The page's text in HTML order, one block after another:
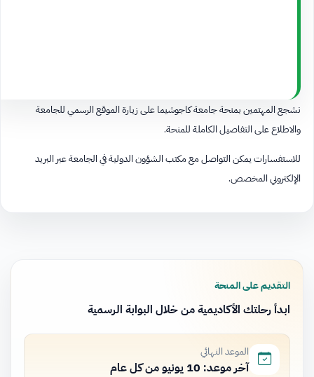
نشجع المهتمين بمنحة جامعة كاجوشيما على زيارة الموقع الرسمي للجامعة
والاطلاع على التفاصيل الكاملة للمنحة.
للاستفسارات يمكن التواصل مع مكتب الشؤون الدولية في الجامعة عبر البريد
الإلكتروني المخصص.​​​​​​​​​​​​​​​​
التقديم على المنحة
ابدأ رحلتك الأكاديمية من خلال البوابة الرسمية
الموعد النهائي
آخر موعد: 10 يونيو من كل عام